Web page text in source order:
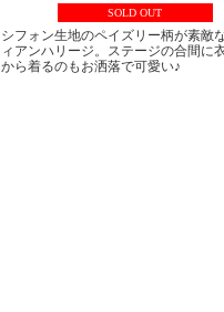
SOLD OUT
シフォン生地のペイズリー柄が素敵
ィアンハリージ。ステージの合間に
から着るのもお洒落で可愛い♪